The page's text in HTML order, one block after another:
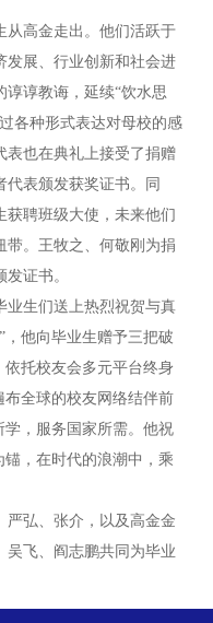
从高金走出。他们活跃于
发展、行业创新和社会进
谆教诲，延续“饮水思
各种形式表达对母校的感
表也在典礼上接受了捐赠
表颁发获奖证书。同
获聘班级大使，未来他们
带。王牧之、何敬刚为捐
证书。
业生们送上热烈祝贺与真
，他向毕业生赠予三把破
依托校友会多元平台终身
布全球的校友网络结伴前
学，服务国家所需。他祝
锚，在时代的浪潮中，乘
严弘、张介，以及高金金
吴飞、阎志鹏共同为毕业